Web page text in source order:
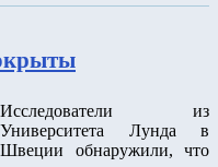
Исследователи из
Университета Лунда в
Швеции обнаружили, что